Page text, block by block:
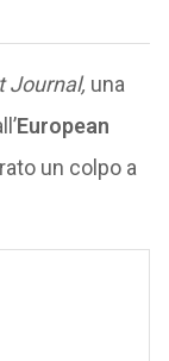
Journal, una
European
un colpo a